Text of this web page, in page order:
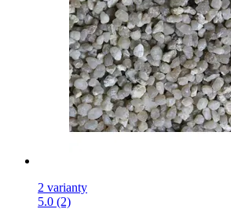
2 varianty
5.0 (2)